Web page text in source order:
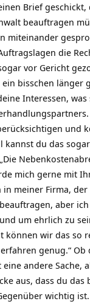
Brief
beauftragen
miteinander
die
vor Gericht
bisschen länger
Interessen,
und
kannst du das
mich gerne mit
meiner Firma,
aber
um ehrlich zu
können wir das so
genug.“ Ob
andere Sache,
aus, dass du das
wichtig